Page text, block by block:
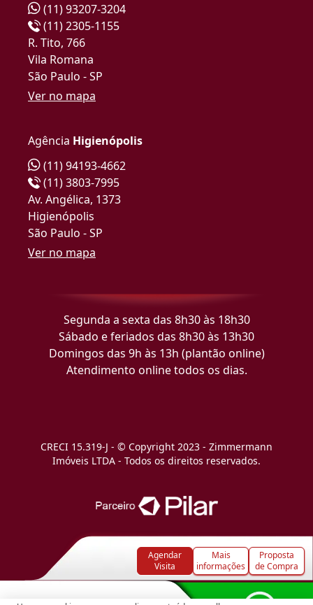
Agendar
Visita
Mais
informações
Proposta
de Compra
(11) 93207-3204
(11) 2305-1155
R. Tito, 766
Vila Romana
São Paulo - SP
Ver no mapa
Agência Higienópolis
(11) 94193-4662
(11) 3803-7995
Av. Angélica, 1373
Higienópolis
São Paulo - SP
Ver no mapa
Segunda a sexta das 8h30 às 18h30
Sábado e feriados das 8h30 às 13h30
Domingos das 9h às 13h (plantão online)
Atendimento online todos os dias.
CRECI 15.319-J - © Copyright 2023 - Zimmermann
Imóveis LTDA - Todos os direitos reservados.